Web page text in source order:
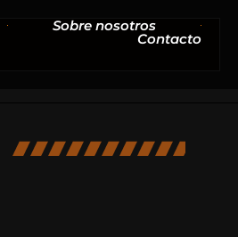
Sobre nosotros
Contacto